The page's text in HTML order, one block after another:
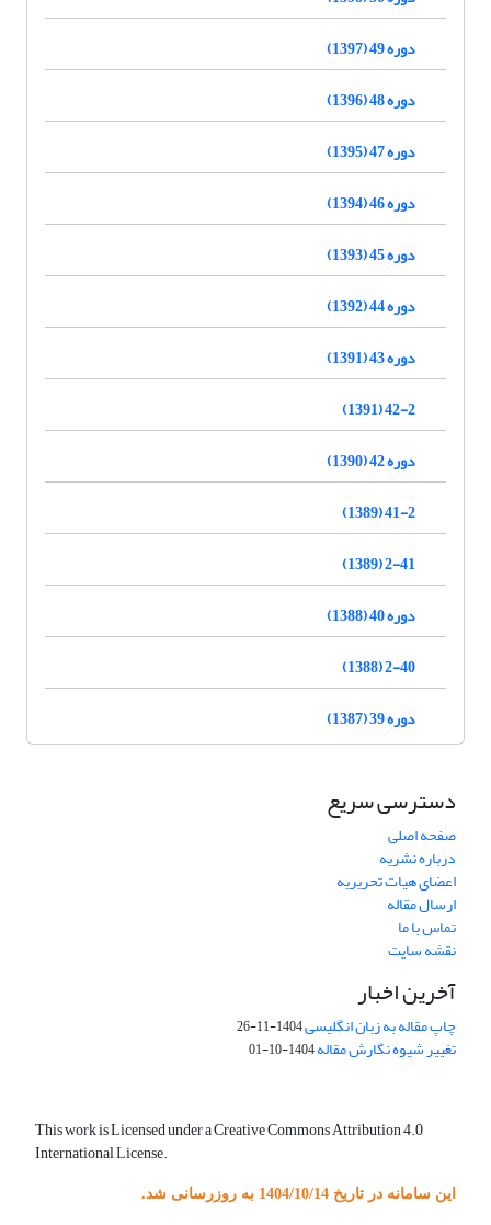
دوره 49 (1397)
دوره 48 (1396)
دوره 47 (1395)
دوره 46 (1394)
دوره 45 (1393)
دوره 44 (1392)
دوره 43 (1391)
42-2 (1391)
دوره 42 (1390)
41-2 (1389)
2-41 (1389)
دوره 40 (1388)
2-40 (1388)
دوره 39 (1387)
دسترسی سریع
صفحه اصلی
درباره نشریه
اعضای هیات تحریریه
ارسال مقاله
تماس با ما
نقشه سایت
آخرین اخبار
چاپ مقاله به زبان انگلیسی1404-11-26
تغییر شیوه نگارش مقاله1404-10-01
This work is Licensed under a Creative Commons Attribution 4.0
International License.
این سامانه در تاریخ 1404/10/14 به روزرسانی شد.